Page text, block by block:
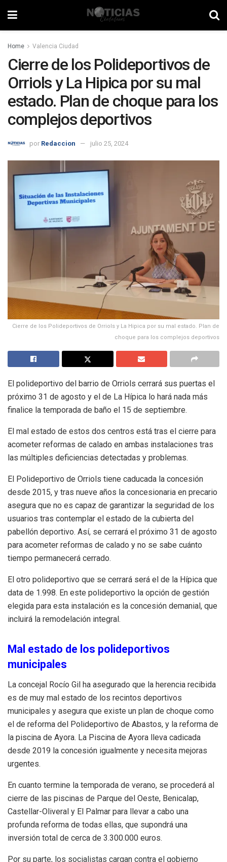
Home Valencia Ciudad
Cierre de los Polideportivos de
Orriols y La Hipica por su mal
estado. Plan de choque para los
complejos deportivos
por Redaccion julio 25, 2024
Cierre de los Polideportivos de Orriols y La Hipica por su mal estado. Plan de
choque para los complejos deportivos
El polideportivo del barrio de Orriols cerrará sus puertas el
próximo 31 de agosto y el de La Hípica lo hará nada más
finalice la temporada de baño el 15 de septiembre.
El mal estado de estos dos centros está tras el cierre para
acometer reformas de calado en ambas instalaciones tras
las múltiples deficiencias detectadas y problemas.
El Polideportivo de Orriols tiene caducada la concesión
desde 2015, y tras nueve años la concesionaria en precario
asegura que no es capaz de garantizar la seguridad de los
usuarios tras contemplar el estado de la cubierta del
pabellón deportivo. Así, se cerrará el próximo 31 de agosto
para acometer reformas de calado y no se sabe cuánto
tiempo permanecerá cerrado.
El otro polideportivo que se cerrará será el de la Hípica que
data de 1.998. En este polideportivo la opción de gestión
elegida para esta instalación es la concesión demanial, que
incluirá la remodelación integral.
Mal estado de los polideportivos
municipales
La concejal Rocío Gil ha asegurado que la herencia recibida
es de muy mal estado de los recintos deportivos
municipales y asegura que existe un plan de choque como
el de reforma del Polideportivo de Abastos, y la reforma de
la piscina de Ayora. La Piscina de Ayora lleva cadicada
desde 2019 la concesión igualmente y necesita mejoras
urgentes.
En cuanto termine la temporada de verano, se procederá al
cierre de las piscinas de Parque del Oeste, Benicalap,
Castellar-Oliveral y El Palmar para llevar a cabo una
profunda reforma de todas ellas, que supondrá una
inversión total de cerca de 3.300.000 euros.
Por su parte, los socialistas cargan contra el gobierno